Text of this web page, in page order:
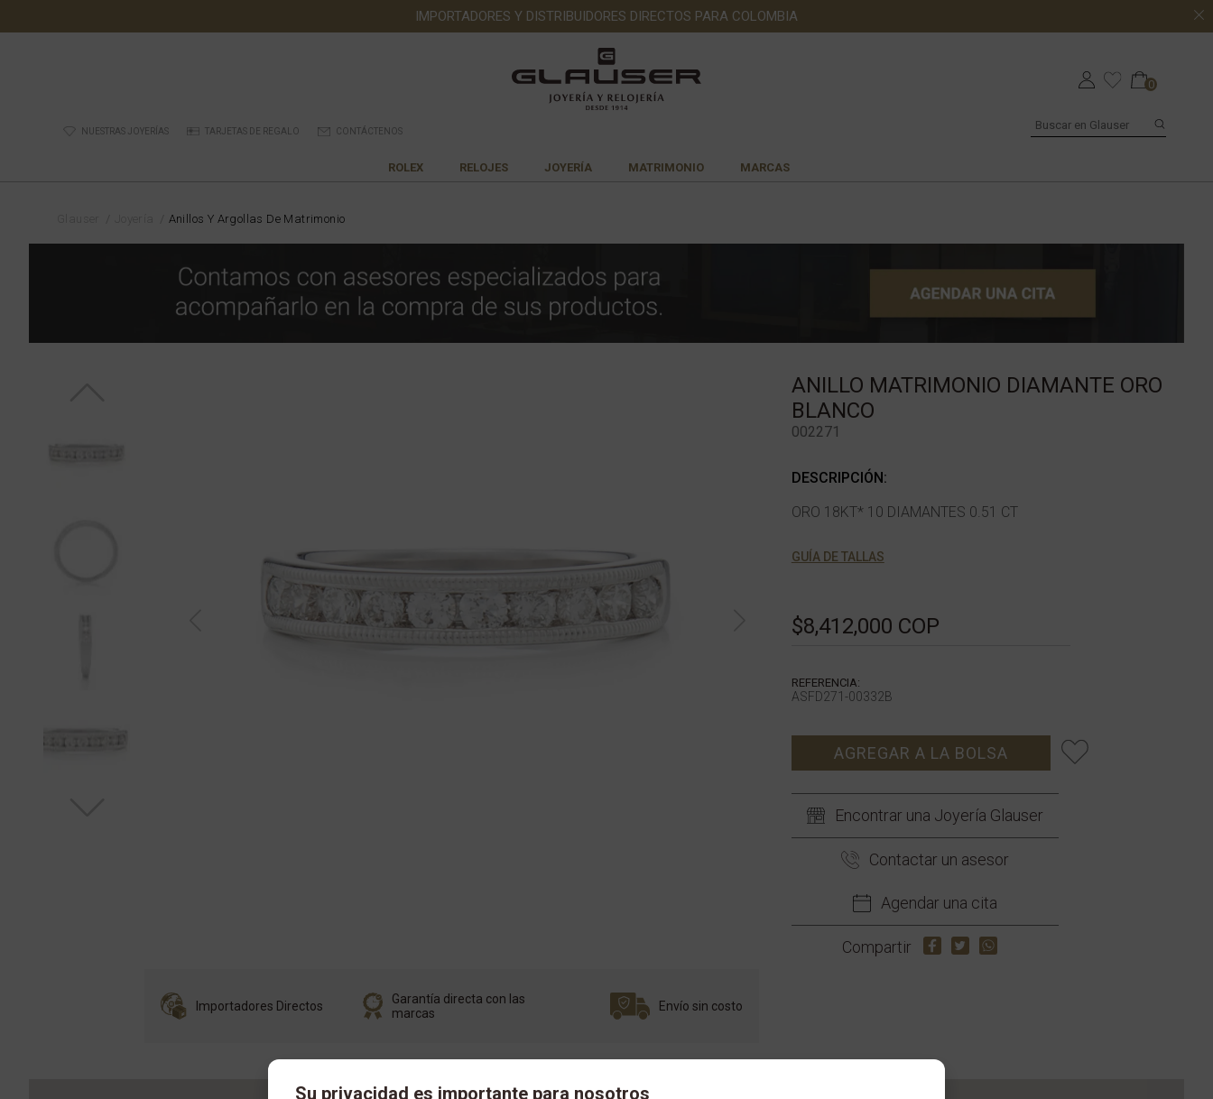
IMPORTADORES Y DISTRIBUIDORES DIRECTOS PARA COLOMBIA
0
NUESTRAS JOYERÍAS TARJETAS DE REGALO CONTÁCTENOS
ROLEX RELOJES JOYERÍA MATRIMONIO MARCAS
Anillos Y Argollas De Matrimonio
ANILLO MATRIMONIO DIAMANTE ORO
BLANCO
002271
DESCRIPCIÓN:
ORO 18KT* 10 DIAMANTES 0.51 CT
GUÍA DE TALLAS
$8,412,000 COP
REFERENCIA:
ASFD271-00332B
AGREGAR A LA BOLSA
Encontrar una Joyería Glauser
Contactar un asesor
Agendar una cita
Compartir
Importadores Directos
Garantía directa con las
marcas
Envío sin costo
Su privacidad es importante para nosotros